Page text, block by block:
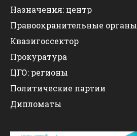
Назначения: центр
Правоохранительные органы
Квазигоссектор
Прокуратура
ЦГО: регионы
Политические партии
Дипломаты